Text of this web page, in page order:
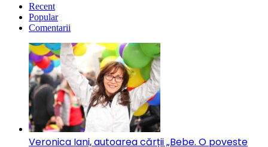
Recent
Popular
Comentarii
Veronica Iani, autoarea cărții „Bebe. O poveste